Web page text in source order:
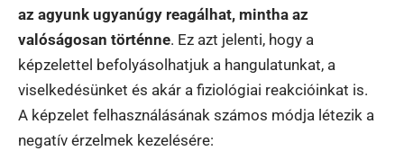
az agyunk ugyanúgy reagálhat, mintha az
valóságosan történne. Ez azt jelenti, hogy a
képzelettel befolyásolhatjuk a hangulatunkat, a
viselkedésünket és akár a fiziológiai reakcióinkat is.
A képzelet felhasználásának számos módja létezik a
negatív érzelmek kezelésére: